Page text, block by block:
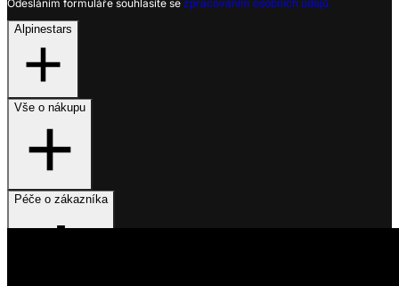
Odesláním formuláře souhlasíte se zpracováním osobních údajů.
Alpinestars
Vše o nákupu
Péče o zákazníka